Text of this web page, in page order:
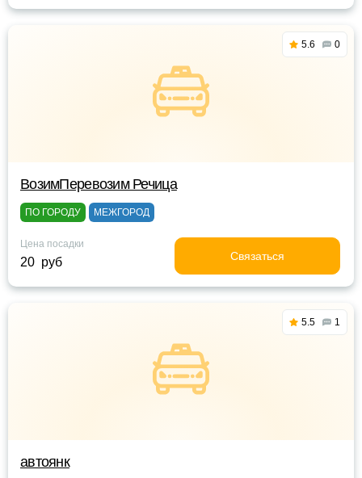
5.6 0
ВозимПеревозим Речица
ПО ГОРОДУ МЕЖГОРОД
Цена посадки
20 руб Связаться
5.5 1
автоянк